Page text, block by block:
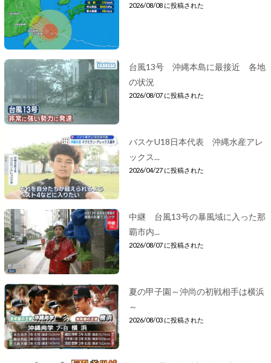
2026/08/08 に投稿された
台風13号 沖縄本島に最接近 各地
の状況
2026/08/07 に投稿された
バスケU18日本代表 沖縄水産アレ
ックス...
2026/04/27 に投稿された
中継 台風13号の暴風域に入った那
覇市内...
2026/08/07 に投稿された
夏の甲子園～沖尚の初戦相手は横浜
～
2026/08/03 に投稿された